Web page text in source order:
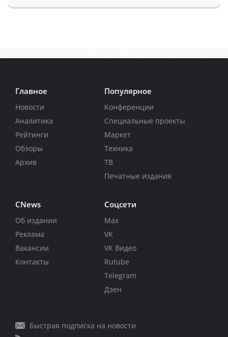
Главное
Новости
Аналитика
Рейтинги
Обзоры
Архив
Популярное
Конференции
Специальные проекты
Маркет
Техника
ТВ
Печатные издания
CNews
Об издании
Реклама
Вакансии
Контакты
Соцсети
Max
VK
VK Видео
Rutube
Telegram
Дзен
Быстрая подписка на новости